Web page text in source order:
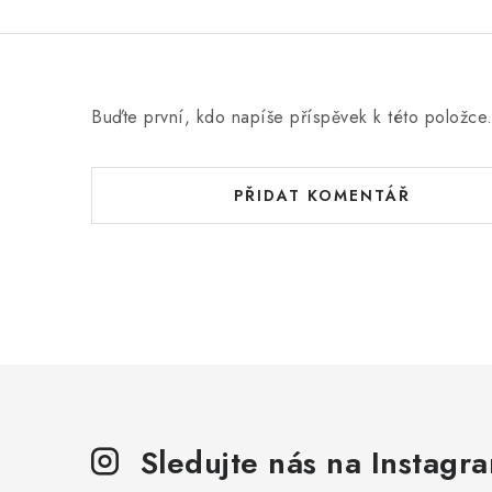
Buďte první, kdo napíše příspěvek k této položce.
PŘIDAT KOMENTÁŘ
Sledujte nás na